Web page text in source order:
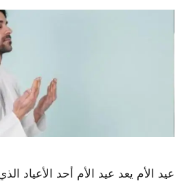
عيد الأم يعد عيد الأم أحد الأعياد